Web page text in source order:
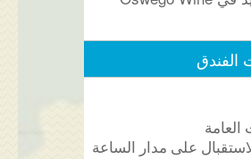
الفندق
العامة
على مدار الساعة